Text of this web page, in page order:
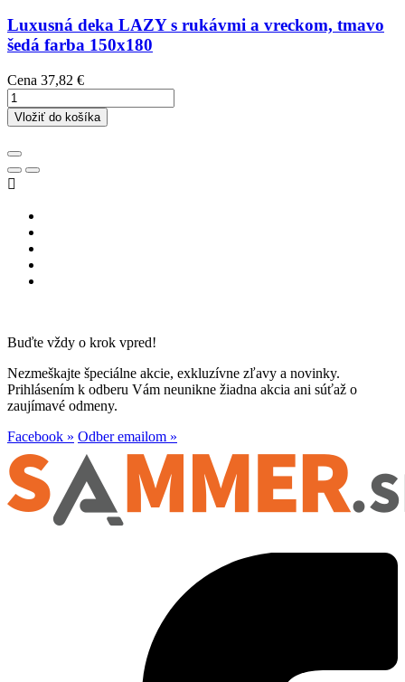
Luxusná deka LAZY s rukávmi a vreckom, tmavo
šedá farba 150x180
Cena 37,82 €
Vložiť do košíka

Buďte vždy o krok vpred!
Nezmeškajte špeciálne akcie, exkluzívne zľavy a novinky.
Prihlásením k odberu Vám neunikne žiadna akcia ani súťaž o
zaujímavé odmeny.
Facebook » Odber emailom »